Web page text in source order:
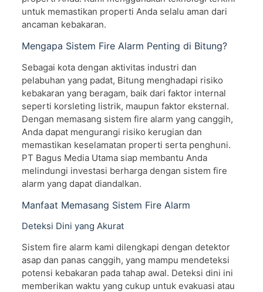
untuk memastikan properti Anda selalu aman dari
ancaman kebakaran.
Mengapa Sistem Fire Alarm Penting di Bitung?
Sebagai kota dengan aktivitas industri dan
pelabuhan yang padat, Bitung menghadapi risiko
kebakaran yang beragam, baik dari faktor internal
seperti korsleting listrik, maupun faktor eksternal.
Dengan memasang sistem fire alarm yang canggih,
Anda dapat mengurangi risiko kerugian dan
memastikan keselamatan properti serta penghuni.
PT Bagus Media Utama siap membantu Anda
melindungi investasi berharga dengan sistem fire
alarm yang dapat diandalkan.
Manfaat Memasang Sistem Fire Alarm
Deteksi Dini yang Akurat
Sistem fire alarm kami dilengkapi dengan detektor
asap dan panas canggih, yang mampu mendeteksi
potensi kebakaran pada tahap awal. Deteksi dini ini
memberikan waktu yang cukup untuk evakuasi atau